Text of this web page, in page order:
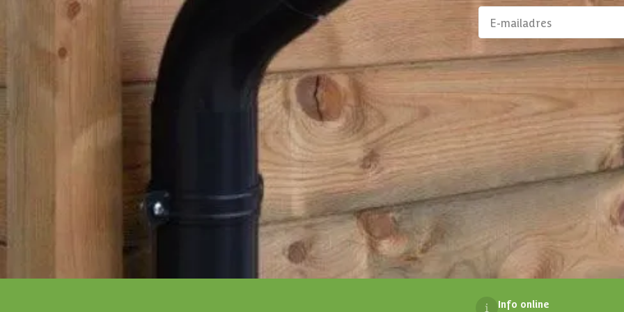
Schrijf je in voor onze nieuwsbrief
Maak van je tuin een droomtuin! Ontvang exclusieve aanbiedingen en
blijf als eerste op de hoogte van ons assortiment!
Bestellen
Betalen
Opbouw service
Wijzigen of annuleren
Azalp
Over Azalp
Laagste prijs garantie
Onze projecten
Onze merken
Zakelijke klanten
Klantenservice
Persoonlijk contact
076 80 801 24
Maandag t/m vrijdag
10:00 - 12:00 en 13:00 -
Uitgezonderd feestdagen
Mail ons
klantenservice@azalp.nl
Info online